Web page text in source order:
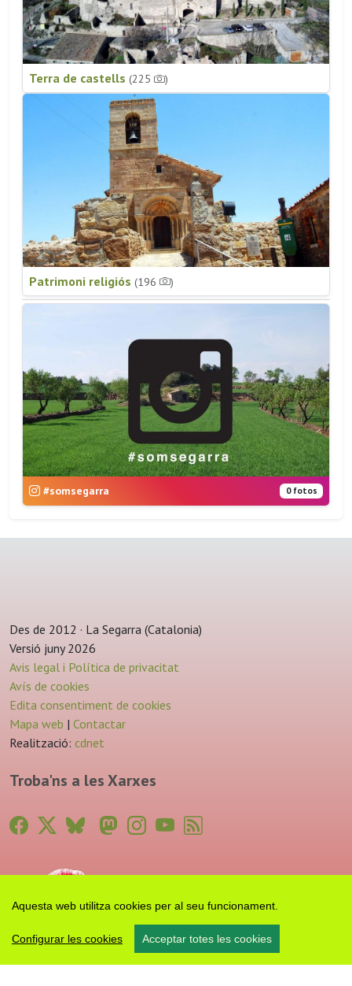
Aquesta web utilitza cookies per al seu funcionament.
Configurar les cookies Acceptar totes les cookies
Terra de castells (225 )
Patrimoni religiós (196 )
#somsegarra 0 fotos
Des de 2012 · La Segarra (Catalonia)
Versió juny 2026
Avis legal i Política de privacitat
Avís de cookies
Edita consentiment de cookies
Mapa web | Contactar
Realització: cdnet
Troba'ns a les Xarxes